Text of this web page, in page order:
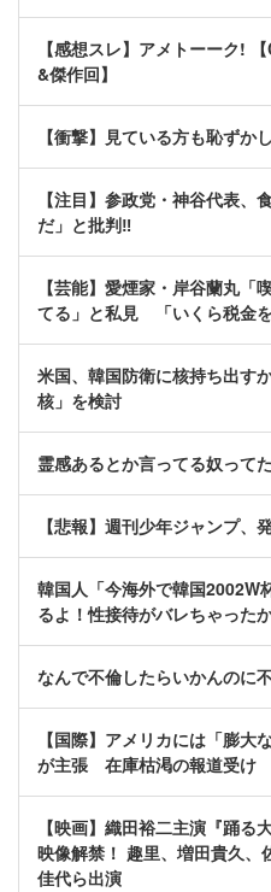
【感想スレ】アメトーーク!
&傑作回】
【衝撃】見ている方も恥ず
【注目】参政党・神谷代表、
だ」と批判‼
【芸能】愛煙家・岸谷蘭丸「
てる」と私見 「いくら税金
米国、韓国防衛に核持ち出す
核」を検討
霊感あるとか言ってる奴って
【悲報】週刊少年ジャンプ、
韓国人「今海外で韓国2002W
るよ！性接待がバレちゃった
なんで不倫したらいかんのに
【国際】アメリカには「膨大
が主張 在庫枯渇の報道受け
【映画】織田裕二主演『踊る
映像解禁！ 趣里、増田貴久、
佳代ら出演